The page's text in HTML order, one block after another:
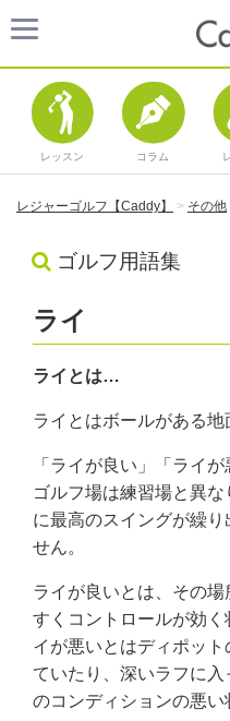
レッスン コラム
レジャーゴルフ【Caddy】 > その他
ゴルフ用語集
ライ
ライとは…
ライとはボールがある地
「ライが良い」「ライ
ゴルフ場は練習場と異
に最高のスイングが繰
せん。
ライが良いとは、その
すくコントロールが効
イが悪いとはディポッ
ていたり、深いラフに
のコンディションの悪い